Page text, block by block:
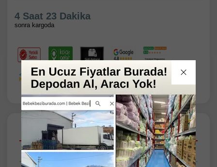
4 Saat 23 Dakika
sonra kargoda
Açıklamalar
Taksit Seçenekleri